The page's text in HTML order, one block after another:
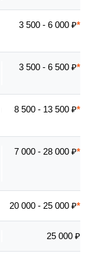
3 500 - 6 000 ₽
3 500 - 6 500 ₽
8 500 - 13 500 ₽
7 000 - 28 000 ₽
20 000 - 25 000 ₽
25 000 ₽